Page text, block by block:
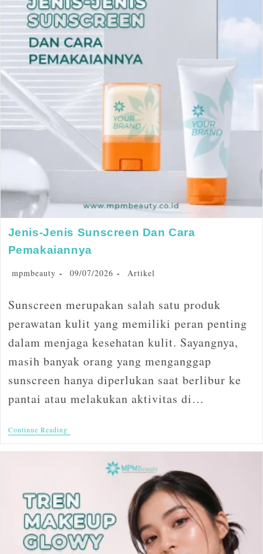
Jenis-Jenis Sunscreen Dan Cara
Pemakaiannya
mpmbeauty 09/07/2026 Artikel
Sunscreen merupakan salah satu produk
perawatan kulit yang memiliki peran penting
dalam menjaga kesehatan kulit. Sayangnya,
masih banyak orang yang menganggap
sunscreen hanya diperlukan saat berlibur ke
pantai atau melakukan aktivitas di…
Continue Reading